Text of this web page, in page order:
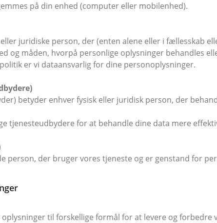
på din enhed (computer eller mobilenhed).
juridiske person, der (enten alene eller i fællesskab
og måden, hvorpå personlige oplysninger behandles
er vi dataansvarlig for dine personoplysninger.
betyder enhver fysisk eller juridisk person, der
tjenesteudbydere for at behandle dine data mere
person, der bruger vores tjeneste og er genstand for
til forskellige formål for at levere og forbedre